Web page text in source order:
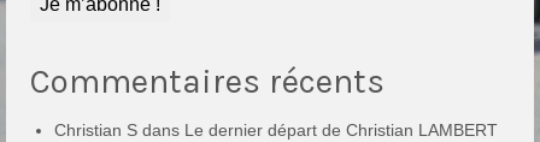
Commentaires récents
Christian S dans Le dernier départ de Christian LAMBERT